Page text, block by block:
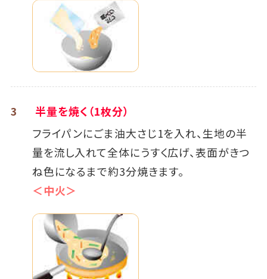
3
半量を焼く（1枚分）
フライパンにごま油大さじ1を入れ、生地の半
量を流し入れて全体にうすく広げ、表面がきつ
ね色になるまで約3分焼きます。
＜中火＞